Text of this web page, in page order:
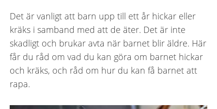
Det är vanligt att barn upp till ett år hickar eller
kräks i samband med att de äter. Det är inte
skadligt och brukar avta när barnet blir äldre. Här
får du råd om vad du kan göra om barnet hickar
och kräks, och råd om hur du kan få barnet att
rapa.